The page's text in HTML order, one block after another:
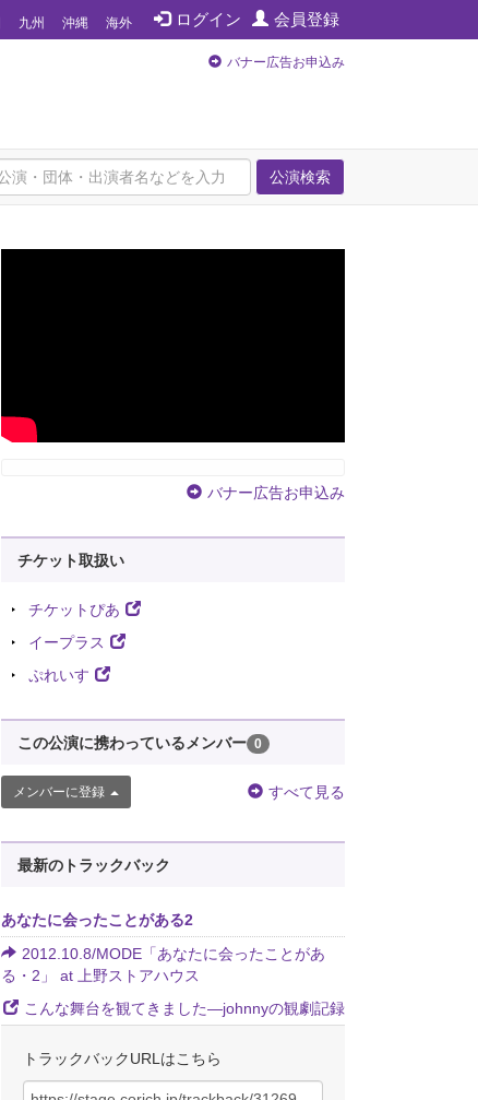
ログイン 会員登録
九州 沖縄 海外
バナー広告お申込み
公演検索
バナー広告お申込み
チケット取扱い
チケットぴあ
イープラス
ぷれいす
この公演に携わっているメンバー 0
メンバーに登録 すべて見る
最新のトラックバック
あなたに会ったことがある2
2012.10.8/MODE「あなたに会ったことがあ
る・2」 at 上野ストアハウス
こんな舞台を観てきました―johnnyの観劇記録
トラックバックURLはこちら